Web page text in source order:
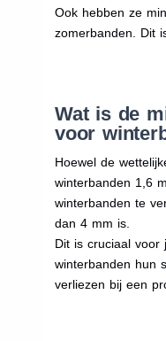
Ook hebben ze
zomerbanden. Dit
Wat is de
voor
Hoewel de
winterbanden 1,6
winterbanden te
dan 4 mm is.
Dit is cruciaal voor
winterbanden hun
verliezen bij een